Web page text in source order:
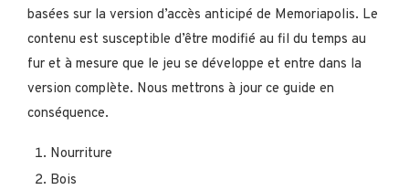
basées sur la version d’accès anticipé de Memoriapolis. Le
contenu est susceptible d’être modifié au fil du temps au
fur et à mesure que le jeu se développe et entre dans la
version complète. Nous mettrons à jour ce guide en
conséquence.
Nourriture
Bois